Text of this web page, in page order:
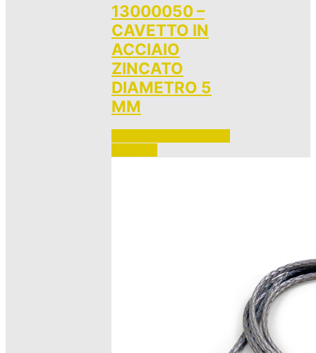
13000050 –
CAVETTO IN
ACCIAIO
ZINCATO
DIAMETRO 5
MM